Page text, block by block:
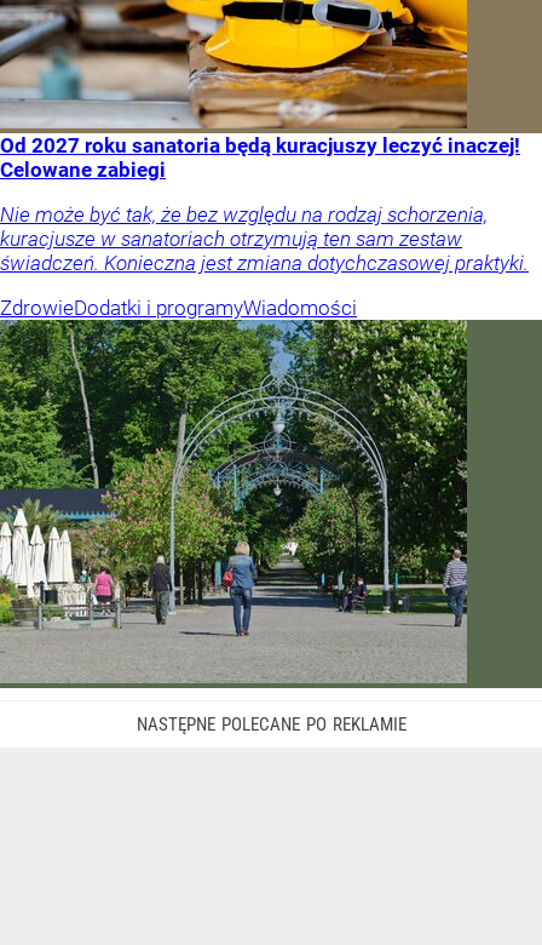
Od 2027 roku sanatoria będą kuracjuszy leczyć inaczej!
Celowane zabiegi
Nie może być tak, że bez względu na rodzaj schorzenia,
kuracjusze w sanatoriach otrzymują ten sam zestaw
świadczeń. Konieczna jest zmiana dotychczasowej praktyki.
ZdrowieDodatki i programyWiadomości